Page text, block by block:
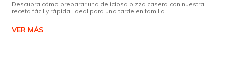
Descubra cómo preparar una deliciosa pizza casera con nuestra
receta fácil y rápida, ideal para una tarde en familia.
VER MÁS